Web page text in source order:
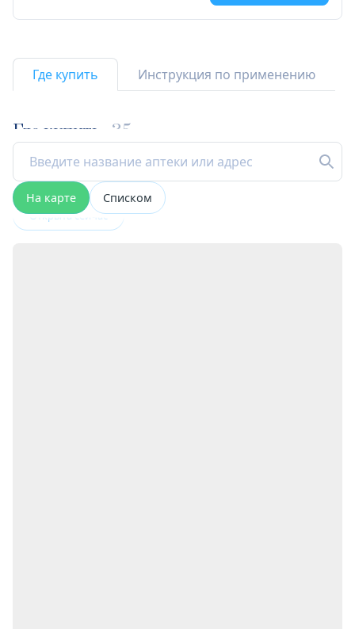
Где купить Инструкция по применению
Где купить 35
На карте Списком
Открыта сейчас